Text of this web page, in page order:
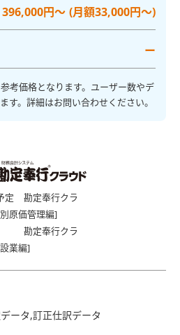
396,000円～ (月額33,000円～)
ー
考価格となります。ユーザー数やデ
す。詳細はお問い合わせください。
定
勘定奉行クラ
原価管理編]
勘定奉行クラ
業編]
ータ,訂正仕訳データ